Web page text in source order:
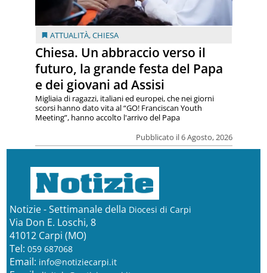
ATTUALITÀ,CHIESA
Chiesa. Un abbraccio verso il
futuro, la grande festa del Papa
e dei giovani ad Assisi
Pubblicato il 6 Agosto, 2026
Migliaia di ragazzi, italiani ed europei, che nei giorni
scorsi hanno dato vita al “GO! Franciscan Youth
Meeting”, hanno accolto l'arrivo del Papa
Notizie - Settimanale della Diocesi di Carpi
Via Don E. Loschi, 8
41012 Carpi (MO)
Tel: 059 687068
Email: info@notiziecarpi.it